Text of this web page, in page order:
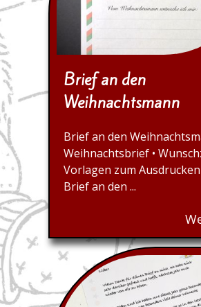
Brief an den
Weihnachtsmann
Brief an den
Weihnachtsbrief •
Vorlagen zum
Brief an den ...